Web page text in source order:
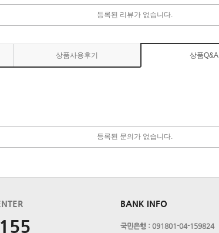
등록된 리뷰가 없습니다.
상품사용후기 상품Q&A
등록된 문의가 없습니다.
BANK INFO
국민은행 : 091801-04-159824